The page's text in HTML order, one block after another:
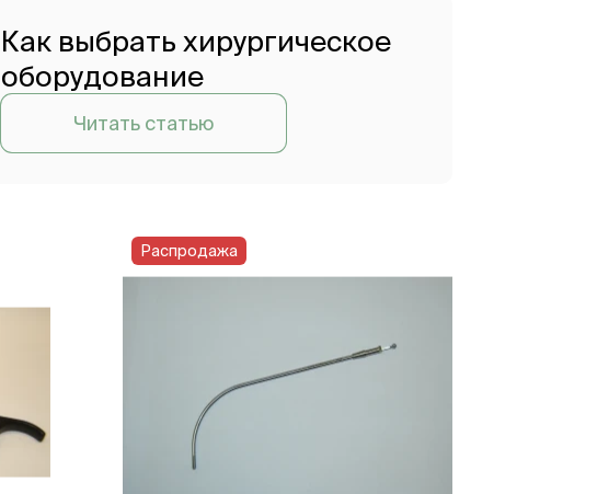
Как выбрать хирургическое
оборудование
Читать статью
Распродажа